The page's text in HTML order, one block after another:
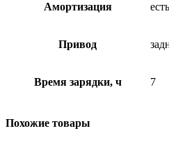
Амортизация есть
Привод
Время зарядки, ч 7
Похожие товары